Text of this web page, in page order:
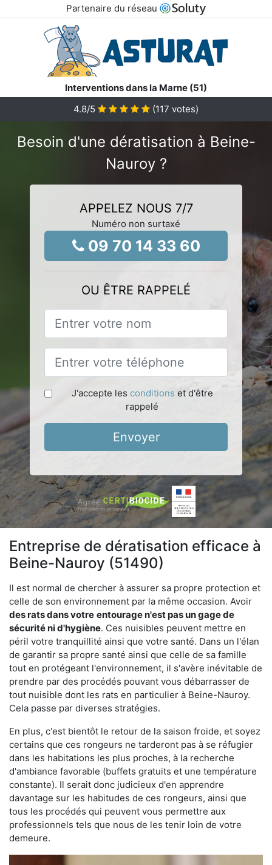
Partenaire du réseau
Interventions dans la Marne (51)
4.8/5 (117 votes)
Besoin d'une dératisation à Beine-
Nauroy ?
APPELEZ NOUS 7/7
Numéro non surtaxé
09 70 14 33 60
OU ÊTRE RAPPELÉ
J'accepte les conditions et d'être
rappelé
Envoyer
Entreprise de dératisation efficace à
Beine-Nauroy (51490)
Il est normal de chercher à assurer sa propre protection et
celle de son environnement par la même occasion. Avoir
des rats dans votre entourage n'est pas un gage de
sécurité ni d'hygiène. Ces nuisibles peuvent mettre en
péril votre tranquillité ainsi que votre santé. Dans un l'élan
de garantir sa propre santé ainsi que celle de sa famille
tout en protégeant l'environnement, il s'avère inévitable de
prendre par des procédés pouvant vous débarrasser de
tout nuisible dont les rats en particulier à Beine-Nauroy.
Cela passe par diverses stratégies.
En plus, c'est bientôt le retour de la saison froide, et soyez
certains que ces rongeurs ne tarderont pas à se réfugier
dans les habitations les plus proches, à la recherche
d'ambiance favorable (buffets gratuits et une température
constante). Il serait donc judicieux d'en apprendre
davantage sur les habitudes de ces rongeurs, ainsi que
tous les procédés qui peuvent vous permettre aux
professionnels tels que nous de les tenir loin de votre
demeure.